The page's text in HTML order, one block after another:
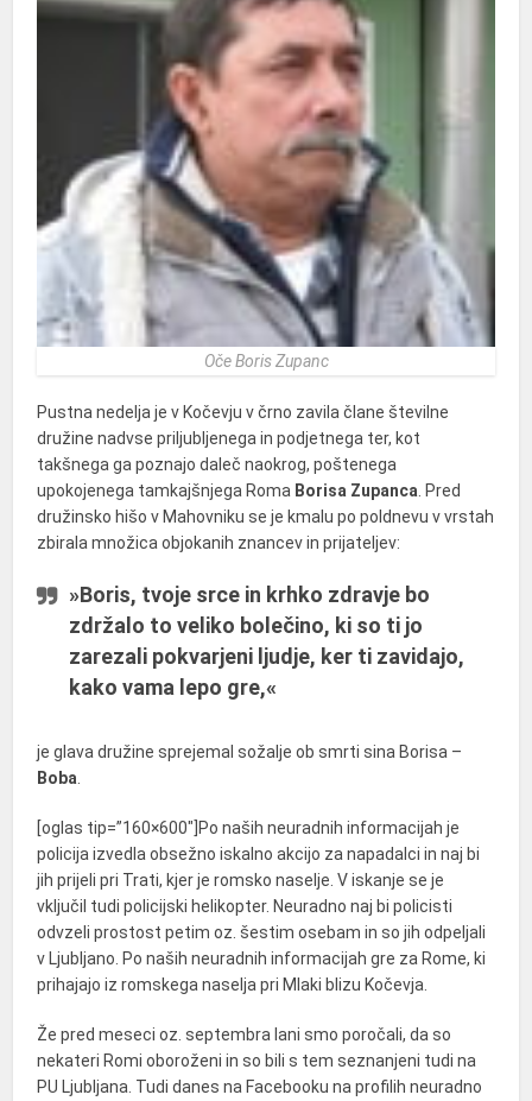
Oče Boris Zupanc
Pustna nedelja je v Kočevju v črno zavila člane številne
družine nadvse priljubljenega in podjetnega ter, kot
takšnega ga poznajo daleč naokrog, poštenega
upokojenega tamkajšnjega Roma Borisa Zupanca . Pred
družinsko hišo v Mahovniku se je kmalu po poldnevu v vrstah
zbirala množica objokanih znancev in prijateljev:
»Boris, tvoje srce in krhko zdravje bo
zdržalo to veliko bolečino, ki so ti jo
zarezali pokvarjeni ljudje, ker ti zavidajo,
kako vama lepo gre,«
je glava družine sprejemal sožalje ob smrti sina Borisa –
Boba
[oglas tip=”160×600″]Po naših neuradnih informacijah je
policija izvedla obsežno iskalno akcijo za napadalci in naj bi
jih prijeli pri Trati, kjer je romsko naselje. V iskanje se je
vključil tudi policijski helikopter. Neuradno naj bi policisti
odvzeli prostost petim oz. šestim osebam in so jih odpeljali
v Ljubljano. Po naših neuradnih informacijah gre za Rome, ki
prihajajo iz romskega naselja pri Mlaki blizu Kočevja.
Že pred meseci oz. septembra lani smo poročali, da so
nekateri Romi oboroženi in so bili s tem seznanjeni tudi na
PU Ljubljana. Tudi danes na Facebooku na profilih neuradno